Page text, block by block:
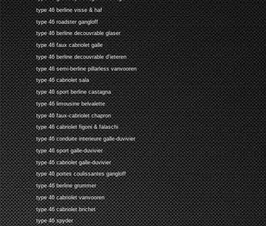
type 46 berline visse & haf
type 46 roadster gangloff
type 46 berline decouvrable glaser
type 46 faux cabriolet galle
type 46 berline decouvrable d'ieteren
type 46 semi-berline pillarless vanvooren
type 46 cabriolet sala
type 46 sport berline castagna
type 46 limousine belvalette
type 46 faux-cabriolet chapron
type 46 cabriolet figoni & falaschi
type 46 conduite interieure galle-duvivier
type 46 sport galle-duvivier
type 46 cabriolet galle-duvivier
type 46 portes coulissantes gangloff
type 46 berline grummer
type 46 cabriolet vanvooren
type 46 cabriolet brichet
type 46 spyder